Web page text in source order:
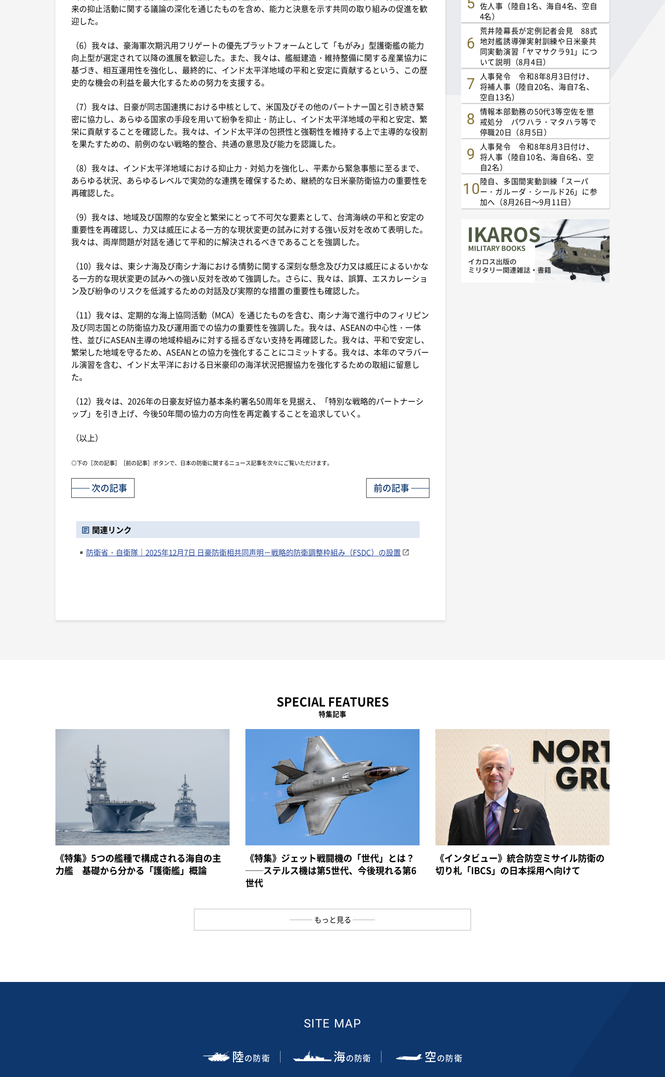
来の抑止活動に関する議論の深化を通じたものを含め、能力と決意を示す共同の取り組みの促進を歓
迎した。
（6）我々は、豪海軍次期汎用フリゲートの優先プラットフォームとして「もがみ」型護衛艦の能力
向上型が選定されて以降の進展を歓迎した。また、我々は、艦艇建造・維持整備に関する産業協力に
基づき、相互運用性を強化し、最終的に、インド太平洋地域の平和と安定に貢献するという、この歴
史的な機会の利益を最大化するための努力を支援する。
（7）我々は、日豪が同志国連携における中核として、米国及びその他のパートナー国と引き続き緊
密に協力し、あらゆる国家の手段を用いて紛争を抑止・防止し、インド太平洋地域の平和と安定、繁
栄に貢献することを確認した。我々は、インド太平洋の包摂性と強靭性を維持する上で主導的な役割
を果たすための、前例のない戦略的整合、共通の意思及び能力を認識した。
（8）我々は、インド太平洋地域における抑止力・対処力を強化し、平素から緊急事態に至るまで、
あらゆる状況、あらゆるレベルで実効的な連携を確保するため、継続的な日米豪防衛協力の重要性を
再確認した。
（9）我々は、地域及び国際的な安全と繁栄にとって不可欠な要素として、台湾海峡の平和と安定の
重要性を再確認し、力又は威圧による一方的な現状変更の試みに対する強い反対を改めて表明した。
我々は、両岸問題が対話を通じて平和的に解決されるべきであることを強調した。
（10）我々は、東シナ海及び南シナ海における情勢に関する深刻な懸念及び力又は威圧によるいかな
る一方的な現状変更の試みへの強い反対を改めて強調した。さらに、我々は、誤算、エスカレーショ
ン及び紛争のリスクを低減するための対話及び実際的な措置の重要性も確認した。
（11）我々は、定期的な海上協同活動（MCA）を通じたものを含む、南シナ海で進行中のフィリピン
及び同志国との防衛協力及び運用面での協力の重要性を強調した。我々は、ASEANの中心性・一体
性、並びにASEAN主導の地域枠組みに対する揺るぎない支持を再確認した。我々は、平和で安定し、
繁栄した地域を守るため、ASEANとの協力を強化することにコミットする。我々は、本年のマラバー
ル演習を含む、インド太平洋における日米豪印の海洋状況把握協力を強化するための取組に留意し
た。
（12）我々は、2026年の日豪友好協力基本条約署名50周年を見据え、「特別な戦略的パートナーシ
ップ」を引き上げ、今後50年間の協力の方向性を再定義することを追求していく。
（以上）
◎下の［次の記事］［前の記事］ボタンで、日本の防衛に関するニュース記事を次々にご覧いただけます。
前の記事
次の記事
関連リンク
防衛省・自衛隊｜2025年12月7日 日豪防衛相共同声明－戦略的防衛調整枠組み（FSDC）の設置
佐人事（陸自1名、海自4名、空自
4名）
荒井陸幕長が定例記者会見 88式
地対艦誘導弾実射訓練や日米豪共
同実動演習「ヤマサクラ91」につ
いて説明（8月4日）
人事発令 令和8年8月3日付け、
将補人事（陸自20名、海自7名、
空自13名）
情報本部勤務の50代3等空佐を懲
戒処分 パワハラ・マタハラ等で
停職20日（8月5日）
人事発令 令和8年8月3日付け、
将人事（陸自10名、海自6名、空
自2名）
陸自、多国間実動訓練「スーパ
ー・ガルーダ・シールド26」に参
加へ（8月26日～9月11日）
SPECIAL FEATURES
特集記事
《特集》5つの艦種で構成される海自の主
力艦 基礎から分かる「護衛艦」概論
《特集》ジェット戦闘機の「世代」とは？
──ステルス機は第5世代、今後現れる第6
世代
《インタビュー》統合防空ミサイル防衛の
切り札「IBCS」の日本採用へ向けて
もっと見る
SITE MAP
陸の防衛 海の防衛 空の防衛